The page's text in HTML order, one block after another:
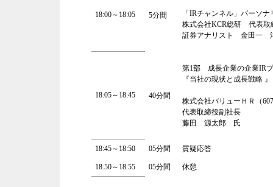
18:00～18:05 5分間
「IRチャンネル」パーソナ
株式会社KCR総研 代表取
証券アナリスト 金田一
18:05～18:45 40分間
第1部 成長企業の企業IR
『当社の現状と成長戦略 』
株式会社バリューＨＲ（
代表取締役副社長
藤田 源太郎 氏
18:45～18:50 05分間 質疑応答
18:50～18:55 05分間 休憩